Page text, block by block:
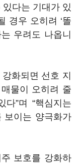
다는 기대가 있
경우 오히려 ‘똘
우려도 나옵니
화되면 선호 지
물이 오히려 줄
”며 “핵심지는
보이는 양극화가
보호를 강화하